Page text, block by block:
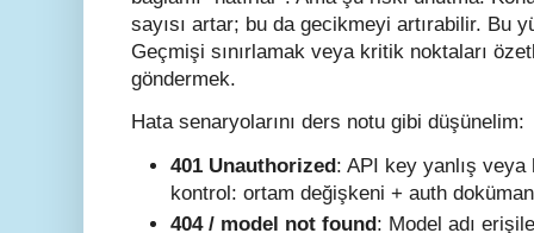
sayısı artar; bu da gecikmeyi artırabilir. Bu
Geçmişi sınırlamak veya kritik noktaları
göndermek.
Hata senaryolarını ders notu gibi düşünelim:
401 Unauthorized: API key yanlış veya
kontrol: ortam değişkeni + auth
404 / model not found: Model adı